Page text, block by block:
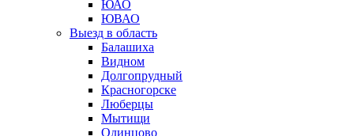
ЮАО
ЮВАО
Выезд в область
Балашиха
Видном
Долгопрудный
Красногорске
Люберцы
Мытищи
Одинцово